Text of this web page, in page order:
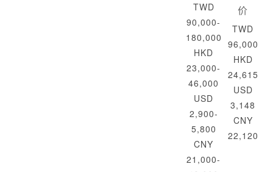
TWD
90,000-
180,000
HKD
23,000-
46,000
USD
2,900-
5,800
CNY
21,000-
价
TWD
96,000
HKD
24,615
USD
3,148
CNY
22,120